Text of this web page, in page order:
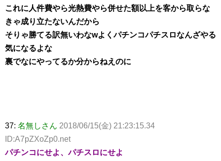
これに人件費やら光熱費やら併せた額以上を客から取らな
きゃ成り立たないんだから
そりゃ勝てる訳無いわなwよくパチンコパチスロなんざやる
気になるよな
裏でなにやってるか分からねえのに
37: 名無しさん 2018/06/15(金) 21:23:15.34
ID:A7pZXoZp0.net
パチンコにせよ、パチスロにせよ